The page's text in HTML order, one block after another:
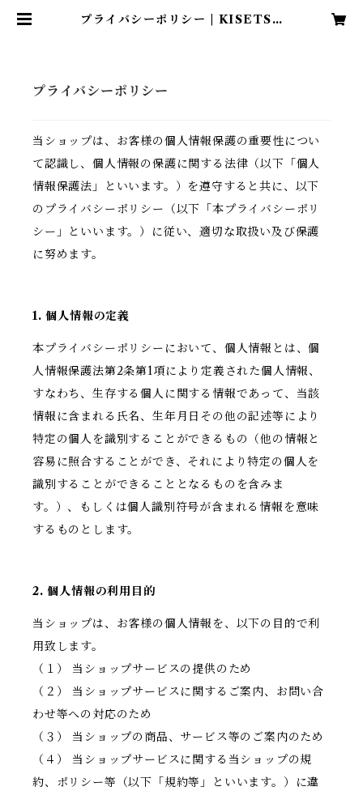
プライバシーポリシー | KISETSU
プライバシーポリシー
当ショップは、お客様の個人情報保護の重要性につい
て認識し、個人情報の保護に関する法律（以下「個人
情報保護法」といいます。）を遵守すると共に、以下
のプライバシーポリシー（以下「本プライバシーポリ
シー」といいます。）に従い、適切な取扱い及び保護
に努めます。
1. 個人情報の定義
本プライバシーポリシーにおいて、個人情報とは、個
人情報保護法第2条第1項により定義された個人情報、
すなわち、生存する個人に関する情報であって、当該
情報に含まれる氏名、生年月日その他の記述等により
特定の個人を識別することができるもの（他の情報と
容易に照合することができ、それにより特定の個人を
識別することができることとなるものを含みま
す。）、もしくは個人識別符号が含まれる情報を意味
するものとします。
2. 個人情報の利用目的
当ショップは、お客様の個人情報を、以下の目的で利
用致します。
（１） 当ショップサービスの提供のため
（２） 当ショップサービスに関するご案内、お問い合
わせ等への対応のため
（３） 当ショップの商品、サービス等のご案内のため
（４） 当ショップサービスに関する当ショップの規
約、ポリシー等（以下「規約等」といいます。）に違